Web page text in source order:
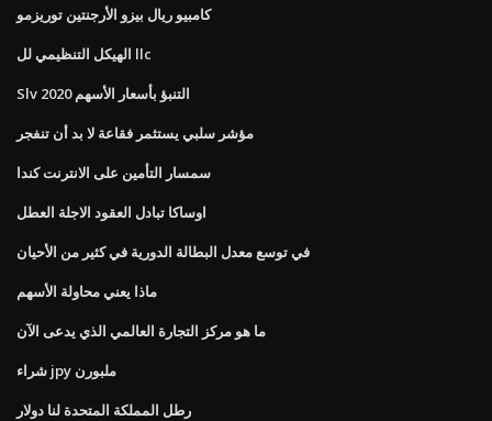
كامبيو ريال بيزو الأرجنتين توريزمو
الهيكل التنظيمي لل llc
Slv التنبؤ بأسعار الأسهم 2020
مؤشر سلبي يستثمر فقاعة لا بد أن تنفجر
سمسار التأمين على الانترنت كندا
اوساكا تبادل العقود الاجلة العطل
في توسع معدل البطالة الدورية في كثير من الأحيان
ماذا يعني محاولة الأسهم
ما هو مركز التجارة العالمي الذي يدعى الآن
شراء jpy ملبورن
رطل المملكة المتحدة لنا دولار